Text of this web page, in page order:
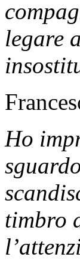
legare
Ho
timbro